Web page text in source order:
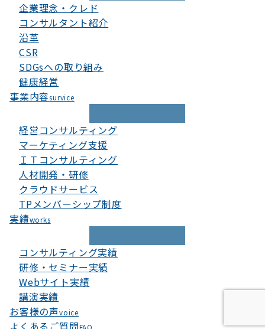
企業理念・クレド
コンサルタント紹介
沿革
CSR
SDGsへの取り組み
健康経営
事業内容survice
経営コンサルティング
マーケティング支援
ＩＴコンサルティング
人材開発・研修
クラウドサービス
TPメンバーシップ制度
実績works
コンサルティング実績
研修・セミナー実績
Webサイト実績
講演実績
お客様の声voice
よくあるご質問